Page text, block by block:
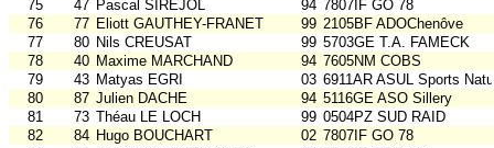
75
47 Pascal SIREJOL 94 7807IF GO 78
76
77 Eliott GAUTHEY-FRANET 99 2105BF ADOChenôve
77
80 Nils CREUSAT 99 5703GE T.A. FAMECK
78
40 Maxime MARCHAND 94 7605NM COBS
79
43 Matyas EGRI 03 6911AR ASUL Sports
80
87 Julien DACHE 94 5116GE ASO Sillery
81
73 Théau LE LOCH 99 0504PZ SUD RAID
82
84 Hugo BOUCHART 02 7807IF GO 78